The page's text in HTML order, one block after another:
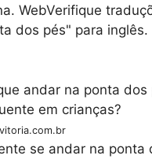
WebVerifique
dos pés" para inglês.
se andar na ponta